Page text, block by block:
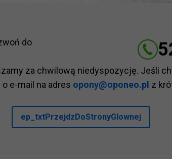
do
za chwilową niedyspozycję. Jeśli
e-mail na adres opony@oponeo.pl z
ep_txtPrzejdzDoStronyGlownej